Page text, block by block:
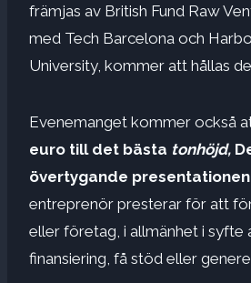
främjas av British Fund Raw
med Tech Barcelona och
University, kommer att hållas
Evenemanget kommer också
euro till det bästa tonhöjd,
övertygande presentationen
entreprenör presterar för att
eller företag, i allmänhet i syfte
finansiering, få stöd eller